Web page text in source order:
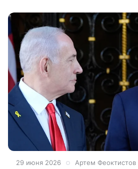
29 июня 2026 Артем Феоктистов